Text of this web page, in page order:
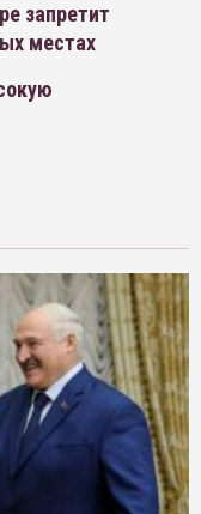
запретит
местах